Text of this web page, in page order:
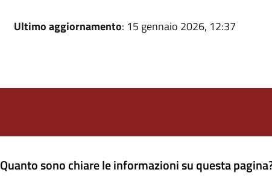
Ultimo aggiornamento: 15 gennaio 2026, 12:37
Quanto sono chiare le informazioni su questa